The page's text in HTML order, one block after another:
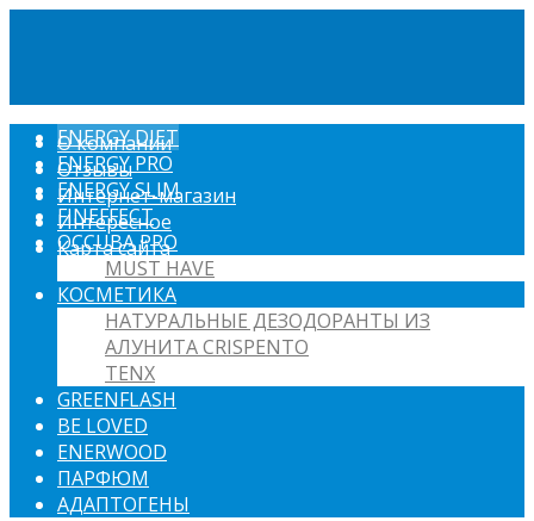
О компании
Отзывы
Интернет-магазин
Интересное
Карта сайта
ENERGY DIET
ENERGY PRO
ENERGY SLIM
FINEFFECT
OCCUBA PRO
MUST HAVE
КОСМЕТИКА
НАТУРАЛЬНЫЕ ДЕЗОДОРАНТЫ ИЗ
АЛУНИТА CRISPENTO
TENX
GREENFLASH
BE LOVED
ENERWOOD
ПАРФЮМ
АДАПТОГЕНЫ